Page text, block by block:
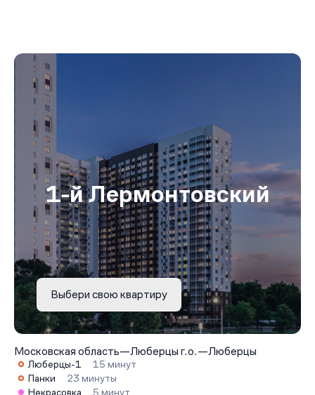
1-й Лермонтовский
Выбери свою квартиру
Московская область—Люберцы г.о.—Люберцы
Люберцы-1
15 минут
Панки
23 минуты
Некрасовка
5 минут